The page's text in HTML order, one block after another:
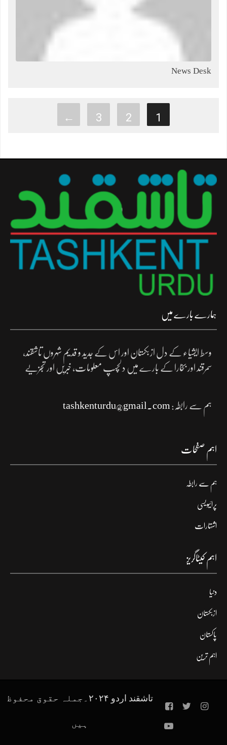
News Desk
1
2
3
←
ہمارے بارے میں
وسط ایشیاء کے دل ازبکستان اور اس کے جدید و قدیم شہروں تاشقند،
سمرقند اور بخارا کے بارے میں دلچسپ معلومات، خبریں اور تجزیے
ہم سے رابطہ: tashkenturdu@gmail.com
اہم صفحات
ہم سے رابطہ
پرائیویسی
اشتہارات
اہم کیٹاگریز
دنیا
ازبکستان
پاکستان
اہم ترین
تاشقند اردو ۲۰۲۴۔جملہ حقوق محفوظ
ہیں